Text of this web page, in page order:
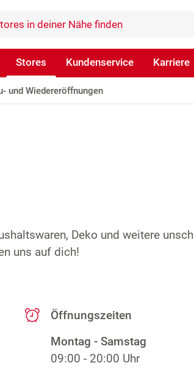
Stores Kundenservice Karriere
und Wiedereröffnungen
Deko und weitere
uns auf dich!
Öffnungszeiten
Montag - Samstag
09:00 - 20:00 Uhr